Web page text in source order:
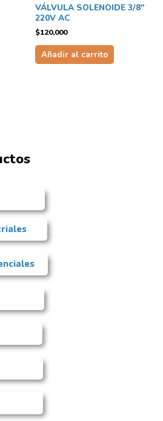
VÁLVULA SOLENOIDE 3/8″
220V AC
$120,000
Añadir al carrito